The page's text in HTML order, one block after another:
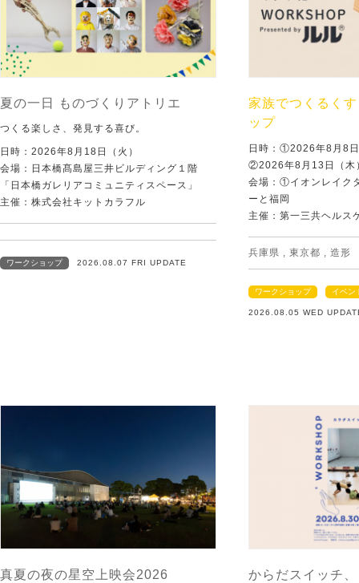
夏の一日 ものづくりアトリエ
つくる楽しさ、発見する喜び。
日時：2026年8月18日（火）
会場：日本橋髙島屋三井ビルディング１階
「日本橋ガレリアコミュニティスペース」
主催：株式会社キットカラフル
ワークショップ 2026.08.07 FRI UPDATE
家族でつくるく
ップ
日時：①2026年8月8
②2026年8月13日（木
会場：①イオンレイ
ーと福岡
主催：第一三共ヘルス
兵庫県 , 東京都 , 造形
ワークショップ イベン
2026.08.05 WED
真夏の夜の星空上映会2026 からだスイッチ